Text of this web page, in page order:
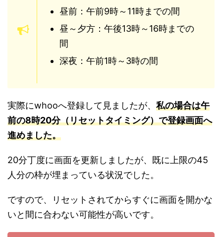
昼前：午前9時～11時までの間
昼～夕方：午後13時～16時までの
間
深夜：午前1時～3時の間
実際にwhooへ登録して見ましたが、 私の場合は午
前の8時20分（リセットタイミング）で登録画面へ
進めました。
20分丁度に画面を更新しましたが、既に上限の45
人分の枠が埋まっている状況でした。
ですので、リセットされてからすぐに画面を開かな
いと間に合わない可能性が高いです。